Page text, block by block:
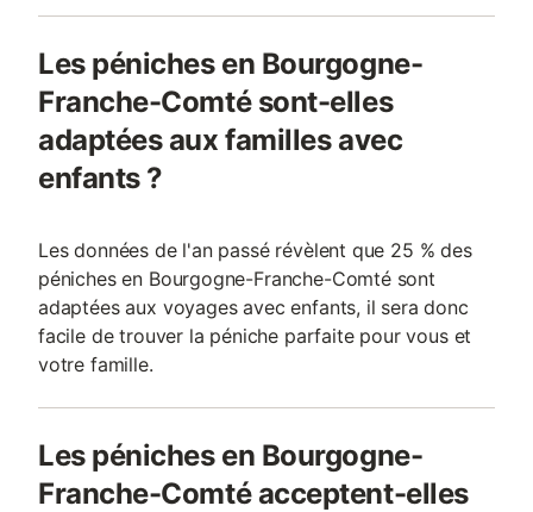
Les péniches en Bourgogne-
Franche-Comté sont-elles
adaptées aux familles avec
enfants ?
Les données de l'an passé révèlent que 25 % des
péniches en Bourgogne-Franche-Comté sont
adaptées aux voyages avec enfants, il sera donc
facile de trouver la péniche parfaite pour vous et
votre famille.
Les péniches en Bourgogne-
Franche-Comté acceptent-elles